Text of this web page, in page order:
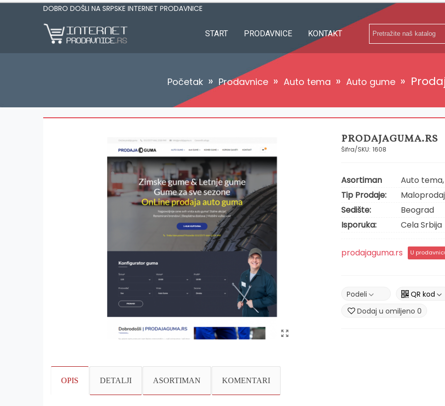
DOBRO DOŠLI NA SRPSKE INTERNET PRODAVNICE
START PRODAVNICE KONTAKT
Početak » Prodavnice » Auto tema » Auto gume »
PRODAJAGUMA.RS
Šifra/SKU: 1608
Asortiman
Auto
Tip Prodaje:
Sedište:
Beograd
Isporuka:
Cela Srbija
prodajaguma.rs U
Podeli QR kod
Dodaj u omiljeno 0
OPIS DETALJI ASORTIMAN KOMENTARI